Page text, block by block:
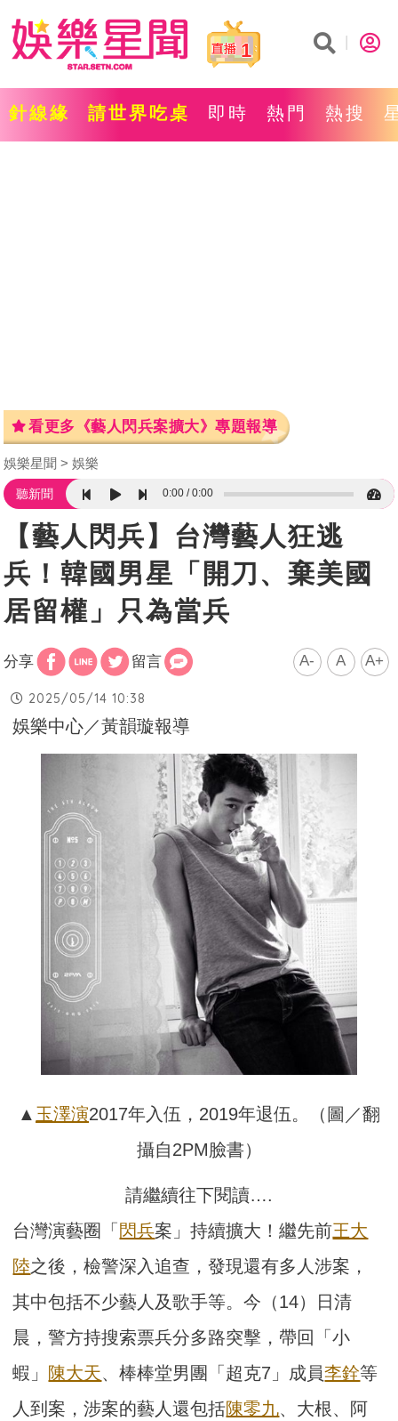
1
針線緣 請世界吃桌 即時 熱門 熱搜
看更多《藝人閃兵案擴大》專題報導
娛樂星聞 娛樂
聽新聞 0:00 0:00
【藝人閃兵】台灣藝人狂逃
兵！韓國男星「開刀、棄美國
居留權」只為當兵
分享 留言 A- A A+
2025/05/14 10:38
娛樂中心／黃韻璇報導
▲ 玉澤演2017年入伍，2019年退伍。（圖／翻
攝自2PM臉書）
請繼續往下閱讀….
台灣演藝圈「 閃兵案」持續擴大！繼先前王大
陸之後，檢警深入追查，發現還有多人涉案，
其中包括不少藝人及歌手等。今（14）日清
晨，警方持搜索票兵分多路突擊，帶回「小
蝦」 陳大天、棒棒堂男團「超克7」成員李銓等
人到案，涉案的藝人還包括陳零九、大根、阿